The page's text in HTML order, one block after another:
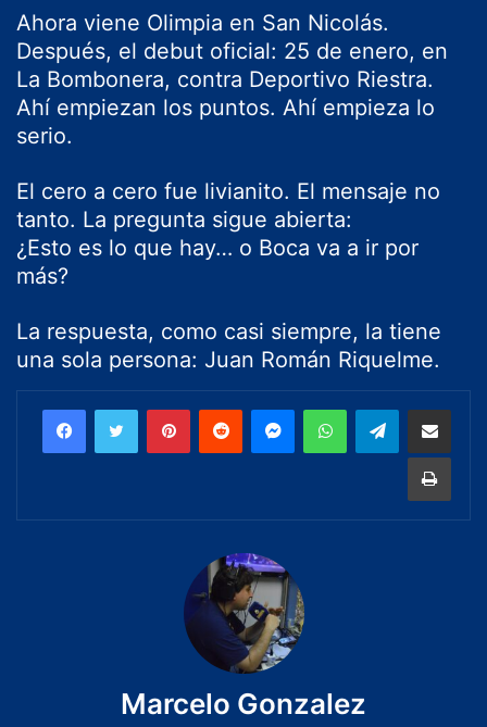
Ahora viene Olimpia en San Nicolás.
Después, el debut oficial: 25 de enero, en
La Bombonera, contra Deportivo Riestra.
Ahí empiezan los puntos. Ahí empieza lo
serio.
El cero a cero fue livianito. El mensaje no
tanto. La pregunta sigue abierta:
¿Esto es lo que hay… o Boca va a ir por
más?
La respuesta, como casi siempre, la tiene
una sola persona: Juan Román Riquelme.
Marcelo Gonzalez